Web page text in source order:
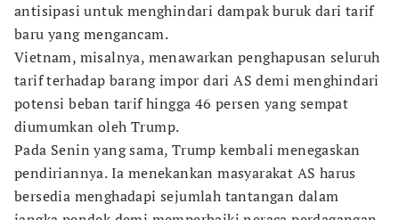
antisipasi untuk menghindari dampak buruk dari tarif
baru yang mengancam.
Vietnam, misalnya, menawarkan penghapusan seluruh
tarif terhadap barang impor dari AS demi menghindari
potensi beban tarif hingga 46 persen yang sempat
diumumkan oleh Trump.
Pada Senin yang sama, Trump kembali menegaskan
pendiriannya. Ia menekankan masyarakat AS harus
bersedia menghadapi sejumlah tantangan dalam